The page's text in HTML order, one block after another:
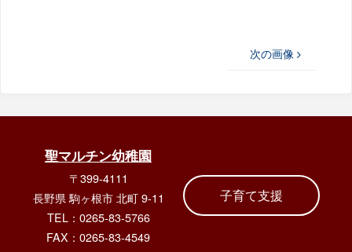
次の画像
聖マルチン幼稚園
〒399-4111
長野県 駒ヶ根市 北町 9-11
TEL：0265-83-5766
FAX：0265-83-4549
子育て支援